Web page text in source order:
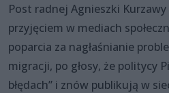
Post radnej Agnieszki
przyjęciem w mediach
poparcia za nagłaśnianie
migracji, po głosy, że politycy
błędach” i znów publikują w